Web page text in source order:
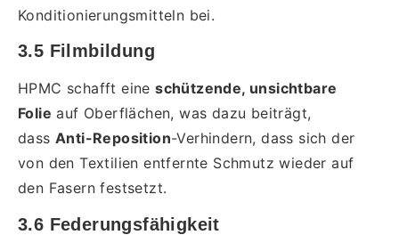
Konditionierungsmitteln bei.
3.5 Filmbildung
HPMC schafft eineschützende, unsichtbare
Folie auf Oberflächen, was dazu beiträgt,
dass Anti-Reposition-Verhindern, dass sich der
von den Textilien entfernte Schmutz wieder auf
den Fasern festsetzt.
3.6 Federungsfähigkeit